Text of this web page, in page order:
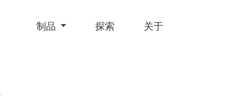
制品 探索 关于